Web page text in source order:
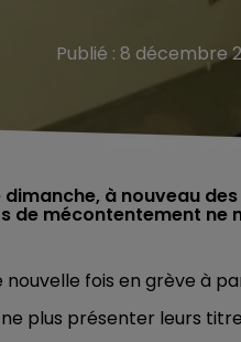
Publié : 8 décembre
à nouveau
de mécontentement ne
nouvelle fois en grève à
plus présenter leurs